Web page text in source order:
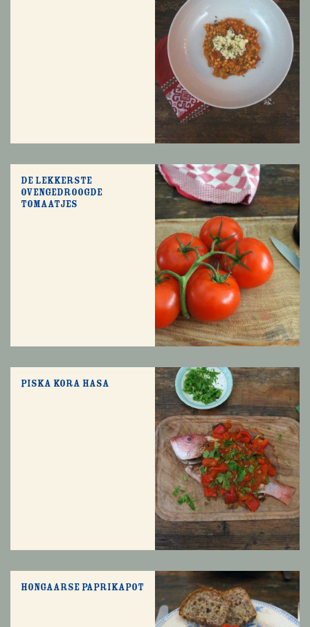
De lekkerste
ovengedroogde
tomaatjes
Piska Kora hasa
Hongaarse paprikapot